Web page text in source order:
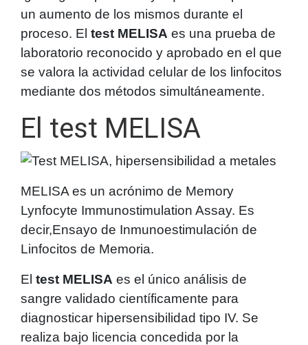
un aumento de los mismos durante el
proceso. El test MELISA es una prueba de
laboratorio reconocido y aprobado en el que
se valora la actividad celular de los linfocitos
mediante dos métodos simultáneamente.
El test MELISA
MELISA es un acrónimo de Memory
Lynfocyte Immunostimulation Assay. Es
decir,Ensayo de Inmunoestimulación de
Linfocitos de Memoria.
El test MELISA es el único análisis de
sangre validado científicamente para
diagnosticar hipersensibilidad tipo IV. Se
realiza bajo licencia concedida por la